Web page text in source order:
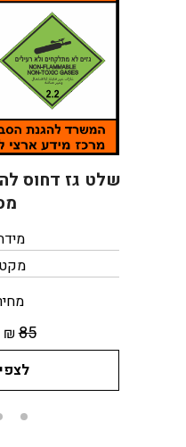
שלט גז דחוס
מידה :
מקט :
85
₪